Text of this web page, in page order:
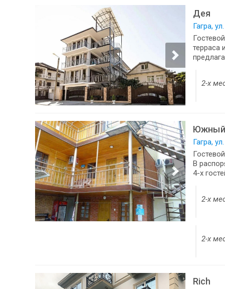
Дея
Гагра,
терраса
2-х
Гагра,
В
4-х
2-х
2-х
Rich